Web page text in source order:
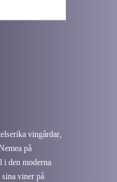
vingårdar,
på
i den moderna
viner på